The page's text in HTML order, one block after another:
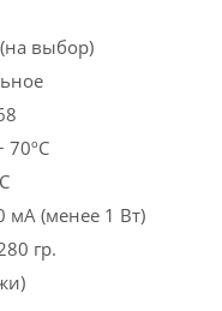
(на выбор)
70ºС
мА (менее 1 Вт)
гр.